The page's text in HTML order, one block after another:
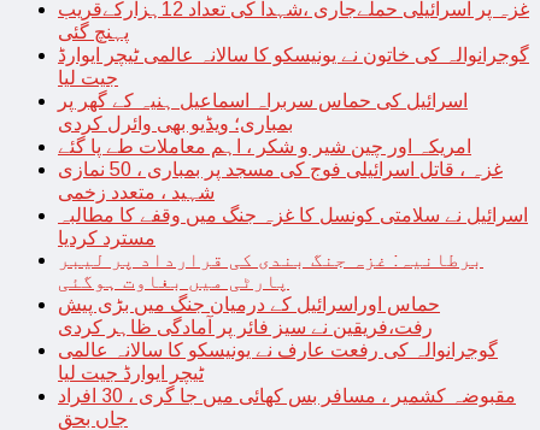
غزہ پر اسرائیلی حملےجاری ،شہدا کی تعداد 12ہزارکےقریب
پہنچ گئی
گوجرانوالہ کی خاتون نے یونیسکو کا سالانہ عالمی ٹیچر ایوارڈ
جیت لیا
اسرائیل کی حماس سربراہ اسماعیل ہنیہ کے گھر پر
بمباری؛ ویڈیو بھی وائرل کردی
امریکہ اور چین شیر و شکر ، اہم معاملات طے پا گئے
غزہ ، قاتل اسرائیلی فوج کی مسجد پر بمباری ، 50 نمازی
شہید ، متعدد زخمی
اسرائیل نے سلامتی کونسل کا غزہ جنگ میں وقفے کا مطالبہ
مسترد کردیا
برطانیہ: غزہ جنگ بندی کی قرارداد پر لیبر
پارٹی میں بغاوت ہوگئی
حماس اوراسرائیل کے درمیان جنگ میں بڑی پیش
رفت،فریقین نے سیز فائر پر آمادگی ظاہر کردی
گوجرانوالہ کی رفعت عارف نے یونیسکو کا سالانہ عالمی
ٹیچر ایوارڈ جیت لیا
مقبوضہ کشمیر ، مسافر بس کھائی میں جا گری ، 30 افراد
جاں بحق